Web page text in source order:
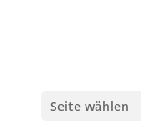
Seite wählen